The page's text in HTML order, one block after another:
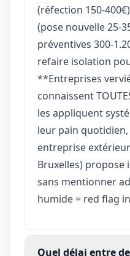
(réfection 150-
(pose nouvelle 25-
préventives 300-
refaire isolation
**Entreprises
connaissent
les appliquent
leur pain quotidien,
entreprise
Bruxelles)
sans mentionner
humide = red flag
Quel délai entre